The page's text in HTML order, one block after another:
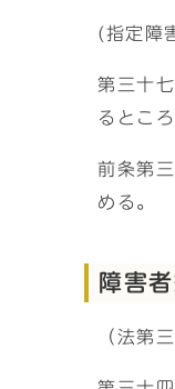
(指定障
第三十
るとこ
前条第
める。
障害
（法第